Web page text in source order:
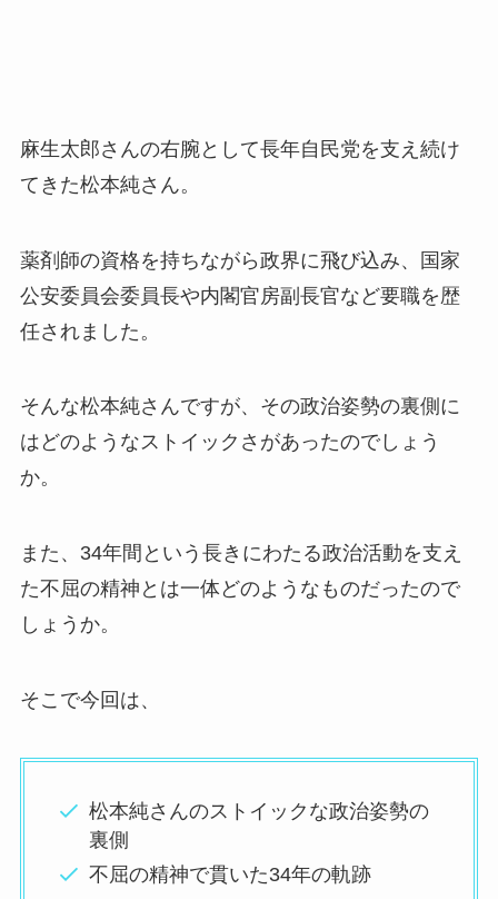
麻生太郎さんの右腕として長年自民党を支え続け
てきた松本純さん。
薬剤師の資格を持ちながら政界に飛び込み、国家
公安委員会委員長や内閣官房副長官など要職を歴
任されました。
そんな松本純さんですが、その政治姿勢の裏側に
はどのようなストイックさがあったのでしょう
か。
また、34年間という長きにわたる政治活動を支え
た不屈の精神とは一体どのようなものだったので
しょうか。
そこで今回は、
松本純さんのストイックな政治姿勢の
裏側
不屈の精神で貫いた34年の軌跡